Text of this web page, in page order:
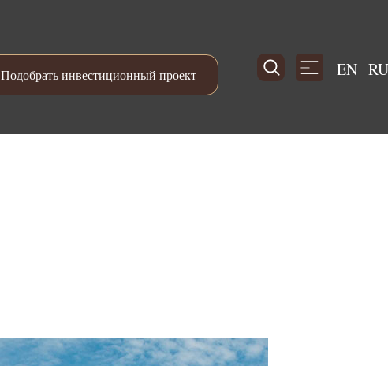
EN RU
Подобрать инвестиционный проект